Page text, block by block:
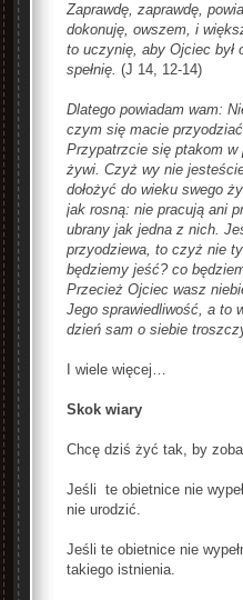
Zaprawdę, zaprawdę,
dokonuję, owszem, i
to uczynię, aby Ojciec był
spełnię. (J 14, 12-14)
Dlatego powiadam wam:
czym się macie
Przypatrzcie się ptakom w
żywi. Czyż wy nie
dołożyć do wieku swego
jak rosną: nie pracują ani
ubrany jak jedna z nich.
przyodziewa, to czyż nie
będziemy jeść? co
Przecież Ojciec wasz
Jego sprawiedliwość, a to
dzień sam o siebie
I wiele więcej…
Skok wiary
Chcę dziś żyć tak, by
Jeśli te obietnice nie
nie urodzić.
Jeśli te obietnice nie
takiego istnienia.